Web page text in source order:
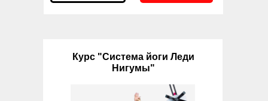
Курс "Система йоги Леди
Нигумы"